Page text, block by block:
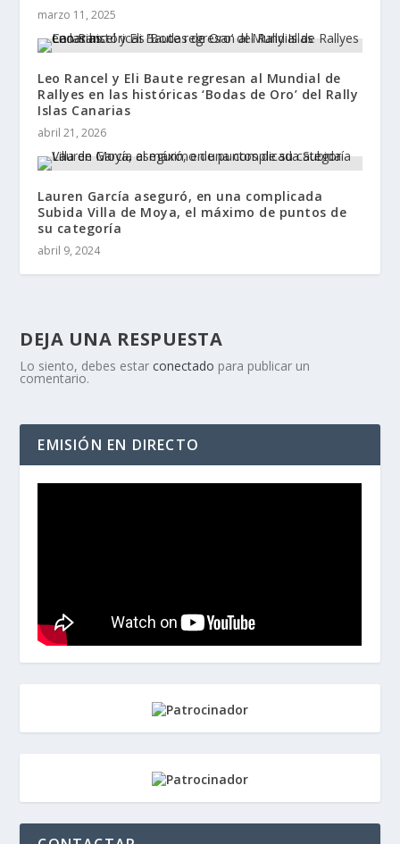
marzo 11, 2025
Leo Rancel y Eli Baute regresan al Mundial de
Rallyes en las históricas ‘Bodas de Oro’ del Rally
Islas Canarias
abril 21, 2026
Lauren García aseguró, en una complicada
Subida Villa de Moya, el máximo de puntos de
su categoría
abril 9, 2024
DEJA UNA RESPUESTA
Lo siento, debes estarconectado para publicar un
comentario.
EMISIÓN EN DIRECTO